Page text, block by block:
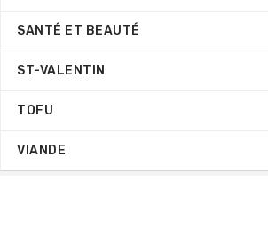
SANTÉ ET BEAUTÉ
ST-VALENTIN
TOFU
VIANDE